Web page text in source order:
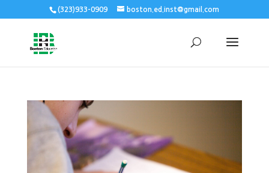
(323)933-0909 boston.ed.inst@gmail.com